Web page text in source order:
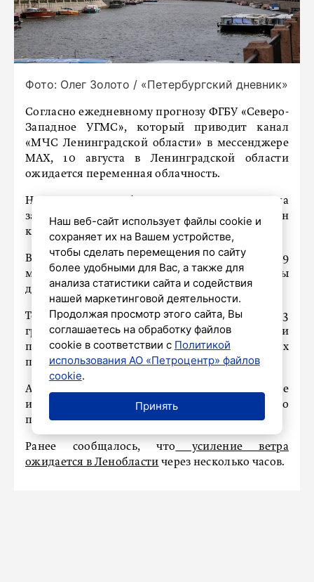
Фото: Олег Золото / «Петербургский дневник»
Согласно ежедневному прогнозу ФГБУ «Северо-
Западное УГМС», который приводит канал
«МЧС Ленинградской области» в мессенджере
МАХ, 10 августа в Ленинградской области
ожидается переменная облачность.
Ночью осадков не будет, однако в конце дня на
западе региона местами возможен
кратковременный дождь.
Ветер будет юго-западным и южным: ночью 4–9
м/с, днем 7–12 м/с, на западе местами порывы
до 15 м/с.
Температура воздуха ночью составит +8...+13
градусов, а в прибрежных районах местами
поднимется до +16 градусов. Днем воздух
прогреется до +21...+26 градусов.
Атмосферное давление ночью существенно не
изменится, а днем будет интенсивно
понижаться.
Ранее сообщалось, что усиление ветра
ожидается в Ленобласти через несколько часов.
Наш веб-сайт использует файлы cookie и
сохраняет их на Вашем устройстве,
чтобы сделать перемещения по сайту
более удобными для Вас, а также для
анализа статистики сайта и содействия
нашей маркетинговой деятельности.
Продолжая просмотр этого сайта, Вы
соглашаетесь на обработку файлов
cookie в соответствии с Политикой
использования АО «Петроцентр» файлов
cookie.
Принять